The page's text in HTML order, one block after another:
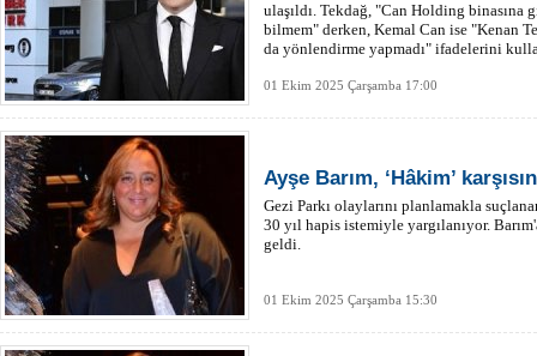
ulaşıldı. Tekdağ, "Can Holding
bilmem" derken, Kemal Can ise "Kenan
da yönlendirme yapmadı" ifadelerini
01 Ekim 2025 Çarşamba 17:00
Ayşe Barım, ‘Hâkim’
Gezi Parkı olaylarını planlamakla
30 yıl hapis istemiyle yargılanıyor.
geldi.
01 Ekim 2025 Çarşamba 15:30